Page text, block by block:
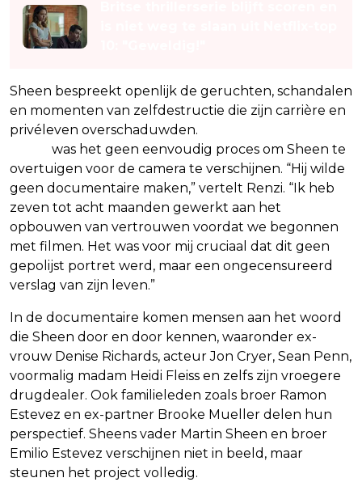
Sheen bespreekt openlijk de geruchten, schandalen
en momenten van zelfdestructie die zijn carrière en
privéleven overschaduwden.
was het geen eenvoudig proces om Sheen te
overtuigen voor de camera te verschijnen. “Hij wilde
geen documentaire maken,” vertelt Renzi. “Ik heb
zeven tot acht maanden gewerkt aan het
opbouwen van vertrouwen voordat we begonnen
met filmen. Het was voor mij cruciaal dat dit geen
gepolijst portret werd, maar een ongecensureerd
verslag van zijn leven.”
In de documentaire komen mensen aan het woord
die Sheen door en door kennen, waaronder ex-
vrouw Denise Richards, acteur Jon Cryer, Sean Penn,
voormalig madam Heidi Fleiss en zelfs zijn vroegere
drugdealer. Ook familieleden zoals broer Ramon
Estevez en ex-partner Brooke Mueller delen hun
perspectief. Sheens vader Martin Sheen en broer
Emilio Estevez verschijnen niet in beeld, maar
steunen het project volledig.